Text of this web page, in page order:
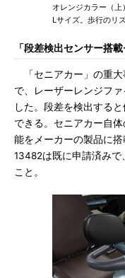
オレンジカラー（
Lサイズ。歩行のリ
「段差検出センサー搭
「セニアカー」の重大
で、レーザーレンジフ
した。段差を検出する
できる。セニアカー自
能をメーカーの製品に
13482は既に申請済み
こと。